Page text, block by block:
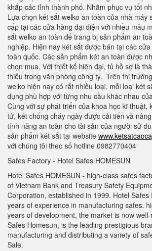
khắp các tỉnh thành phố. Nhằm phục vụ tốt
Lựa chọn két sắt welko an toàn của nhà máy
cấp tại các cửa hàng đại diện với nhiều mẫu
sắt welko an toàn để trang bị sản phẩm an
nghiệp. Hiện nay két sắt được bán tại các
toàn quốc. Các sản phẩm két an toàn được
chọn mua. Với thiết kế hiện đại, tủ hồ sơ là
thiếu trong văn phòng công ty. Trên thị
welko hiện nay có rất nhiều loại, mỗi loại két
dụng phù hợp với từng nhu cầu khác nhau
Cùng với sự phát triển của khoa học kĩ thuật,
tử, két chống cháy ngày được cải tiến và
tính năng an toàn cho tài sản của người sử
sản phẩm két sắt tại website
với chúng tôi theo số hotline 0982770404
Safes Factory - Hotel Safes HOMESUN
Hotel Safes HOMESUN - high-class safes
of Vietnam Bank and Treasury Safety
Corporation, established in 1999. Hotel
years of experience in manufacturing safes.
years of development, the market is now
Safes Homesun, is the leading prestigious
manufacturing and distributing a variety of
Sale.